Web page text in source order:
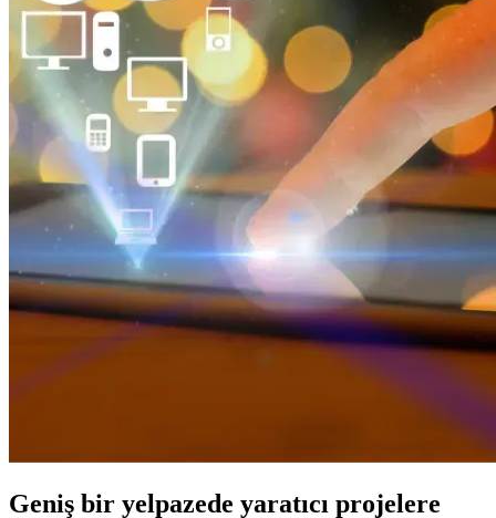
İletişim English
Geniş bir yelpazede yaratıcı projelere